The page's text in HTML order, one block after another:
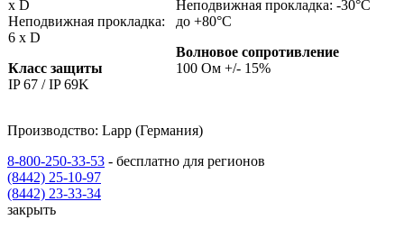
x D
Неподвижная прокладка:
6 x D
Класс защиты
IP 67 / IP 69K
Неподвижная прокладка: -30°C
до +80°C
Волновое сопротивление
100 Ом +/- 15%
Производство: Lapp (Германия)
8-800-250-33-53 - бесплатно для регионов
(8442) 25-10-97
(8442) 23-33-34
закрыть